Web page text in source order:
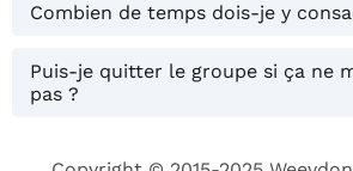
contenu et des
Combien de temps dois-je y
pour apprendre et
Puis-je quitter le groupe si ça ne
pas ?
mais tu risques de